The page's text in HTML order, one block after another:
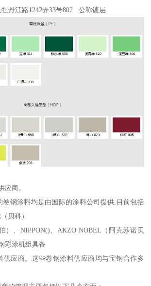
丹江路1242弄33号802 公称镀层
应商。
卷钢涂料均是由国际的涂料公司提供,目前包括
贝科）
）、NIPPON()、AKZO NOBEL（阿克苏诺贝
彩涂机组具备
供应商。这些卷钢涂料供应商均与宝钢合作多